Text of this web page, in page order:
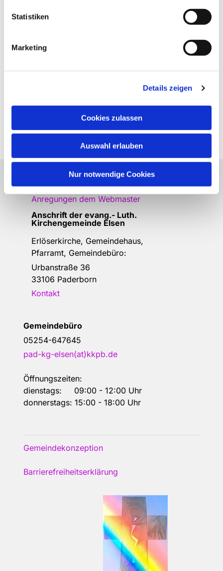
Statistiken
Marketing
Details zeigen
Cookies zulassen
Auswahl erlauben
Nur notwendige Cookies
Bitte schreiben Sie bei Wünschen und
Anregungen dem Webmaster
Anschrift der evang.- Luth.
Kirchengemeinde Elsen
Erlöserkirche, Gemeindehaus,
Pfarramt, Gemeindebüro:
Urbanstraße 36
33106 Paderborn
Kontakt
Gemeindebüro
05254-647645
pad-kg-elsen(at)kkpb.de
Öffnungszeiten:
dienstags: 09:00 - 12:00 Uhr
donnerstags: 15:00 - 18:00 Uhr
Gemeindekonzeption
Barrierefreiheitserklärung